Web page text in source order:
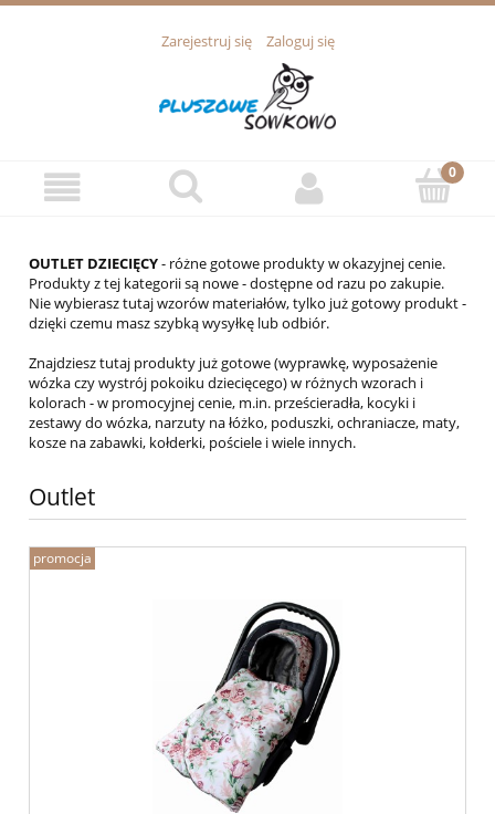
Zarejestruj się Zaloguj się
OUTLET DZIECIĘCY- różne gotowe produkty w okazyjnej cenie.
Produkty z tej kategorii są nowe - dostępne od razu po zakupie.
Nie wybierasz tutaj wzorów materiałów, tylko już gotowy produkt -
dzięki czemu masz szybką wysyłkę lub odbiór.
Znajdziesz tutaj produkty już gotowe (wyprawkę, wyposażenie
wózka czy wystrój pokoiku dziecięcego) w różnych wzorach i
kolorach - w promocyjnej cenie, m.in. prześcieradła, kocyki i
zestawy do wózka, narzuty na łóżko, poduszki, ochraniacze, maty,
kosze na zabawki, kołderki, pościele i wiele innych.
Outlet
promocja